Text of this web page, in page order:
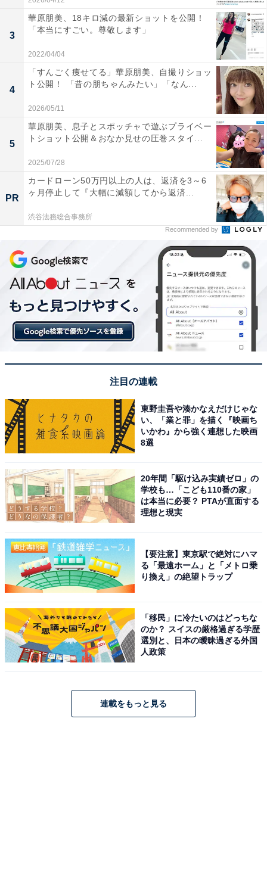
3
華原朋美、18キロ減の最新ショットを公開！
「本当にすごい。尊敬します」
2022/04/04
4
「すんごく痩せてる」華原朋美、自撮りショッ
ト公開！ 「昔の朋ちゃんみたい」「なん...
2026/05/11
5
華原朋美、息子とスポッチャで遊ぶプライベー
トショット公開＆おなか見せの圧巻スタイ...
2025/07/28
PR
カードローン50万円以上の人は、返済を3～6
ヶ月停止して『大幅に減額してから返済...
渋谷法務総合事務所
Recommended by
注目の連載
東野圭吾や湊かなえだけじゃな
い、「業と罪」を描く『映画ち
いかわ』から強く連想した映画
8選
20年間「駆け込み実績ゼロ」の
学校も…「こども110番の家」
は本当に必要？ PTAが直面する
理想と現実
【要注意】東京駅で絶対にハマ
る「最遠ホーム」と「メトロ乗
り換え」の絶望トラップ
「移民」に冷たいのはどっちな
のか？ スイスの厳格過ぎる学歴
選別と、日本の曖昧過ぎる外国
人政策
連載をもっと見る